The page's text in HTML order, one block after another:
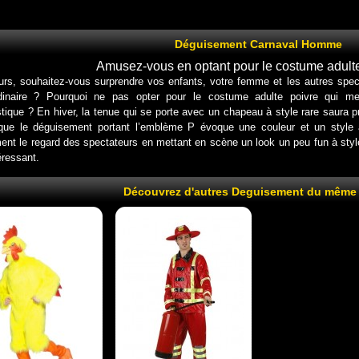
Déguisement Carnaval Homme
Amusez-vous en optant pour le costume
souhaitez-vous surprendre vos enfants, votre femme et les autres
? Pourquoi ne pas opter pour le costume adulte poivre qui
? En hiver, la tenue qui se porte avec un chapeau à style rare saura
le déguisement portant l’emblème P évoque une couleur et un
le regard des spectateurs en mettant en scène un look un peu fun à
Découvrez d'autres Deguisement du même